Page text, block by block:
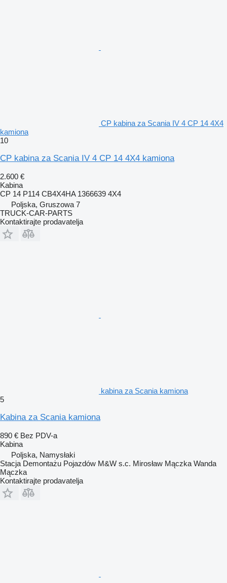
CP kabina za Scania IV 4 CP 14 4X4
kamiona
10
CP kabina za Scania IV 4 CP 14 4X4 kamiona
2.600 €
Kabina
CP 14 P114 CB4X4HA 1366639 4X4
Poljska, Gruszowa 7
TRUCK-CAR-PARTS
Kontaktirajte prodavatelja
kabina za Scania kamiona
5
Kabina za Scania kamiona
890 € Bez PDV-a
Kabina
Poljska, Namysłaki
Stacja Demontażu Pojazdów M&W s.c. Mirosław Mączka Wanda
Mączka
Kontaktirajte prodavatelja